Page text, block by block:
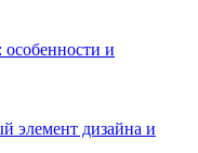
и
элемент дизайна и